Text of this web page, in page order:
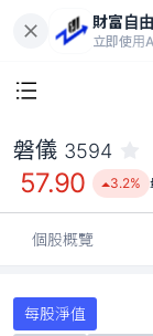
財富自由
立即使用
磐儀 3594
57.90 3.2%
個股概覽
每股淨值